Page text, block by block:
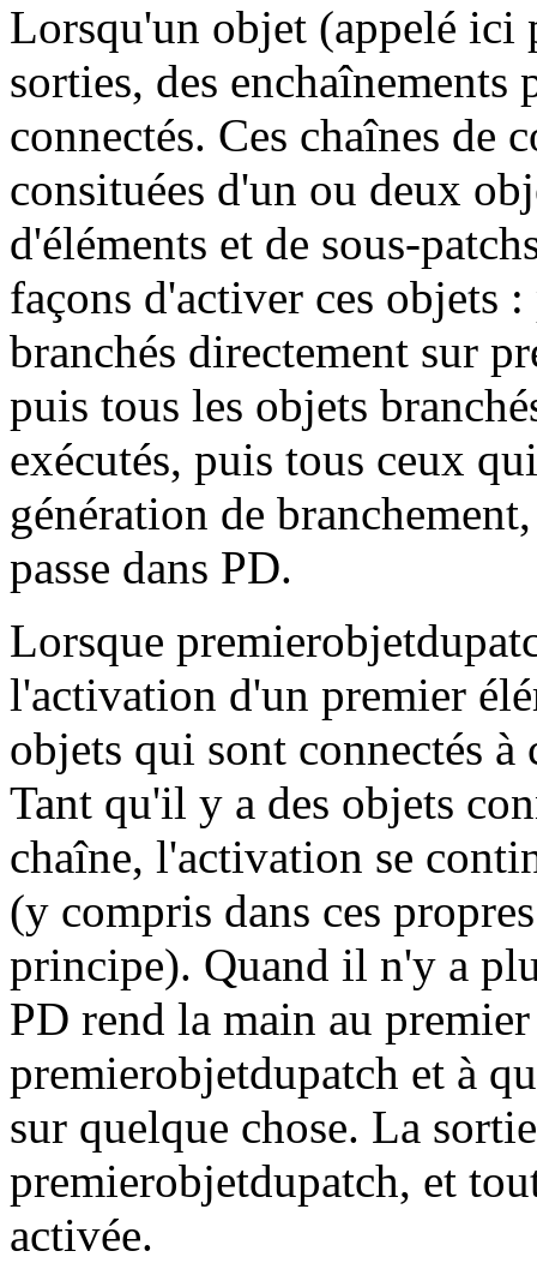
Lorsqu'un objet (appelé ici
sorties, des
connectés. Ces chaînes de
consituées d'un ou deux
d'éléments et de sous-
façons d'activer ces objets
branchés directement sur
puis tous les objets
exécutés, puis tous ceux
génération de
passe dans PD.
Lorsque
l'activation d'un premier
objets qui sont connectés à
Tant qu'il y a des objets
chaîne, l'activation se
(y compris dans ces
principe). Quand il n'y a
PD rend la main au
premierobjetdupatch et à
sur quelque chose. La
premierobjetdupatch, et
activée.